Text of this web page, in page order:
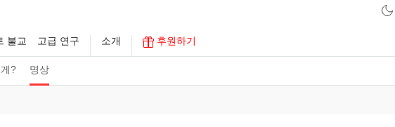
? 명상
불교 고급 연구 소개 후원하기